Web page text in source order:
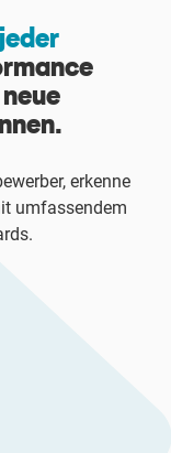
erkenne
umfassendem